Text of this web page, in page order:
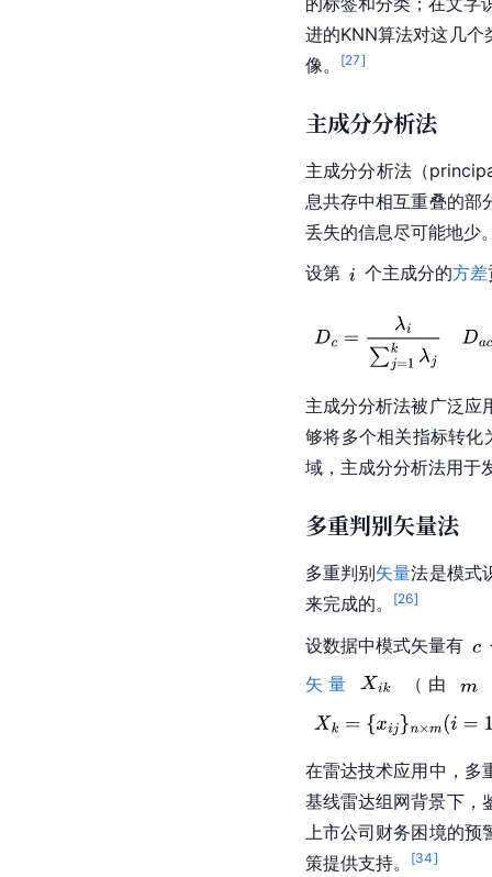
进的KNN算法对这几个
像。
[27]
主成分分析法
主成分分析法（
息共存中相互重叠的部
丢失的信息尽可能地少
设第
个主成分的方差
主成分分析法被广泛应
够将多个相关指标转化
域，主成分分析法用于
多重判别矢量法
多重判别矢量法是模式
来完成的。
[26]
设数据中模式矢量有
矢量
（由
在雷达技术应用中，多
基线雷达组网背景下，
上市公司财务困境的
策提供支持。
[34]